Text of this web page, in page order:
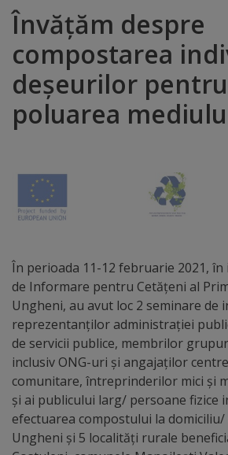
brand
Orașe
înfrățite
Distincții
de
onoare
Deținători
ai
titlului
„Merite
pentru
Ungheni”
Diplome
Învățăm despre
compostarea
deșeurilor
poluarea
În perioada 11-12 februarie 2021,
de Informare pentru Cetățeni al
Ungheni, au avut loc 2 seminare de
reprezentanților administrației
de servicii publice, membrilor
inclusiv ONG-uri și angajaților
comunitare, întreprinderilor mici și
și ai publicului larg/ persoane fizice
efectuarea compostului la
Ungheni și 5 localități rurale